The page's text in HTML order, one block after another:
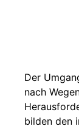
Der
nach
bilden den